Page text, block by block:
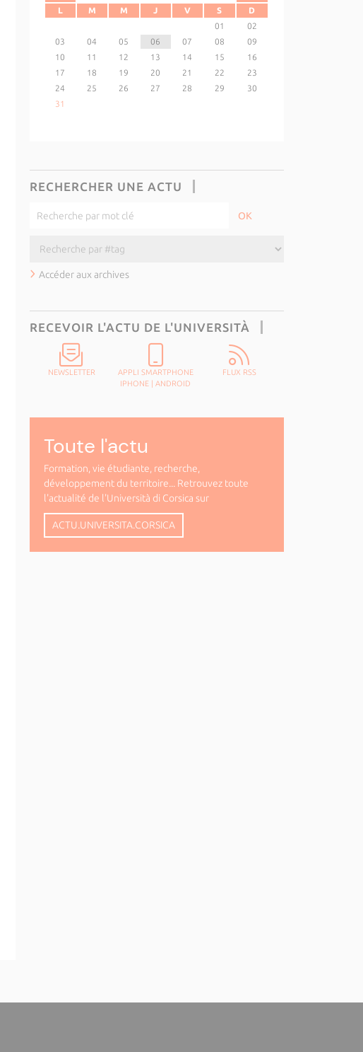
L
M M J V S
D
01
02
03
04 05 06 07 08
09
10
11 12 13 14 15
16
17
18 19 20 21 22
23
24
25 26 27 28 29
30
31
RECHERCHER UNE ACTU
Accéder aux archives
RECEVOIR L'ACTU DE L'UNIVERSITÀ
NEWSLETTER
APPLI SMARTPHONE
IPHONE |ANDROID
FLUX RSS
Toute l'actu
Formation, vie étudiante, recherche,
développement du territoire... Retrouvez toute
l'actualité de l'Università di Corsica sur
ACTU.UNIVERSITA.CORSICA